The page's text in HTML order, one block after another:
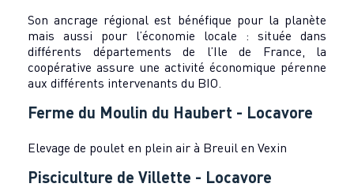
Son ancrage régional est bénéfique pour la planète
mais aussi pour l’économie locale : située dans
différents départements de l’Ile de France, la
coopérative assure une activité économique pérenne
aux différents intervenants du BIO.
Ferme du Moulin du Haubert - Locavore
Elevage de poulet en plein air à Breuil en Vexin
Pisciculture de Villette - Locavore